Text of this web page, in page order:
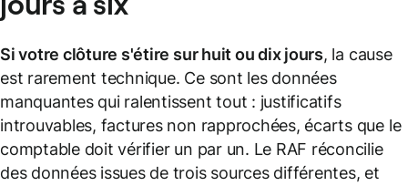
Si votre clôture s'étire sur huit ou dix jours, la cause
est rarement technique. Ce sont les données
manquantes qui ralentissent tout : justificatifs
introuvables, factures non rapprochées, écarts que le
comptable doit vérifier un par un. Le RAF réconcilie
des données issues de trois sources différentes, et